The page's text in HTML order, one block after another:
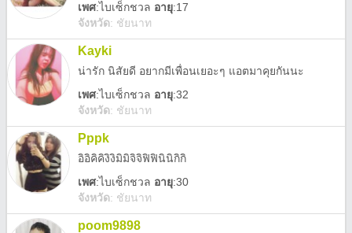
เพศ:ไบเซ็กชวล อายุ:17
จังหวัด: ชัยนาท
Kayki
น่ารัก นิสัยดี อยากมีเพื่อนเยอะๆ แอตมาคุยกันนะ
เพศ:ไบเซ็กชวล อายุ:32
จังหวัด: ชัยนาท
Pppk
อิอิคิคิงิงิมิมิจิจิฟิฟินินิกิกิ
เพศ:ไบเซ็กชวล อายุ:30
จังหวัด: ชัยนาท
poom9898